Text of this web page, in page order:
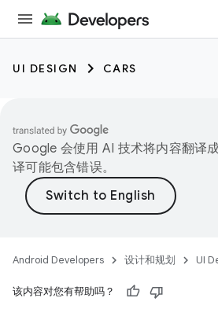
UI DESIGN CARS
Google 会使用 AI 技术将内容翻译
译可能包含错误。
Android Developers 设计和规划 UI
该内容对您有帮助吗？